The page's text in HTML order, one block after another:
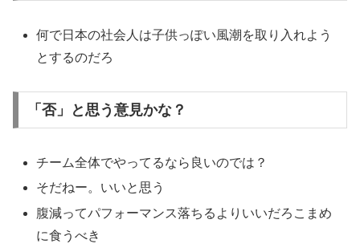
何で日本の社会人は子供っぽい風潮を取り入れよう
とするのだろ
「否」と思う意見かな？
チーム全体でやってるなら良いのでは？
そだねー。いいと思う
腹減ってパフォーマンス落ちるよりいいだろこまめ
に食うべき